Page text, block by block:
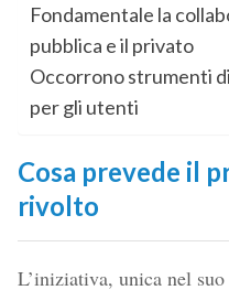
Fondamentale la
pubblica e il privato
Occorrono strumenti
per gli utenti
Cosa prevede il
rivolto
L’iniziativa, unica nel